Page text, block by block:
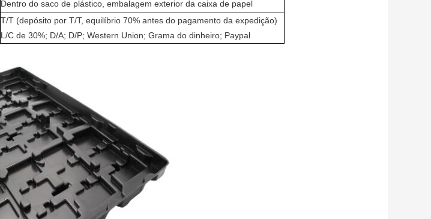
Dentro do saco de plástico, embalagem exterior da caixa de papel
T/T (depósito por T/T, equilíbrio 70% antes do pagamento da expedição)
L/C de 30%; D/A; D/P; Western Union; Grama do dinheiro; Paypal